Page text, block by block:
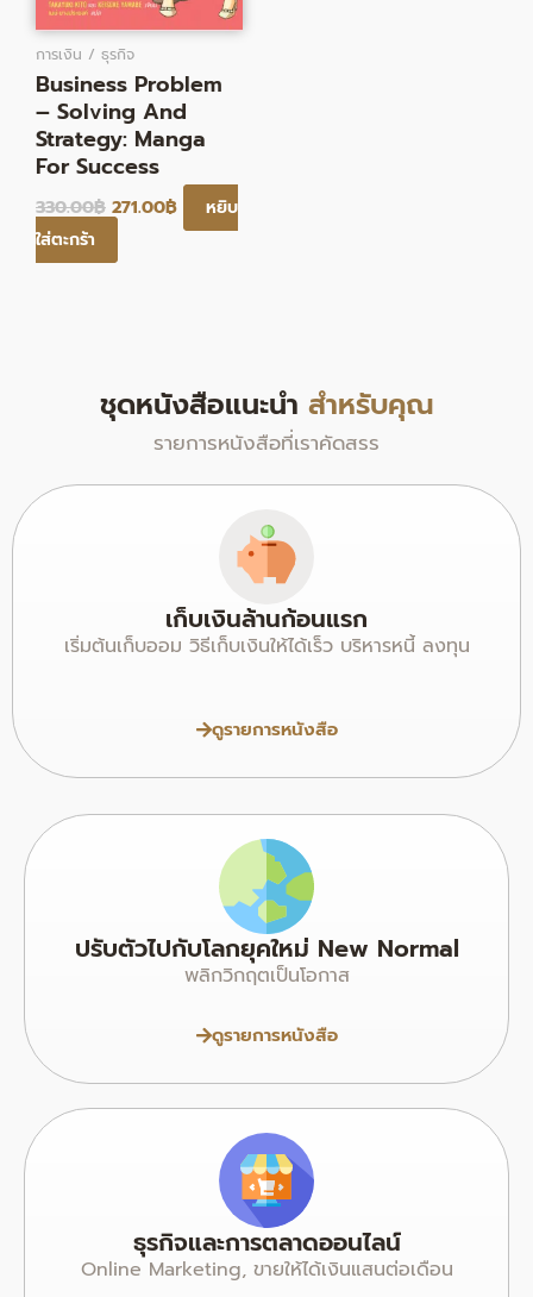
การเงิน / ธุรกิจ
Business Problem
– Solving And
Strategy: Manga
For Success
330.00฿ 271.00฿
หยิบ
ใส่ตะกร้า
ชุดหนังสือแนะนำ สำหรับคุณ
รายการหนังสือที่เราคัดสรร
เก็บเงินล้านก้อนแรก
เริ่มต้นเก็บออม วิธีเก็บเงินให้ได้เร็ว บริหารหนี้ ลงทุน
ดูรายการหนังสือ
ปรับตัวไปกับโลกยุคใหม่ New Normal
พลิกวิกฤตเป็นโอกาส
ดูรายการหนังสือ
ธุรกิจและการตลาดออนไลน์
Online Marketing, ขายให้ได้เงินแสนต่อเดือน